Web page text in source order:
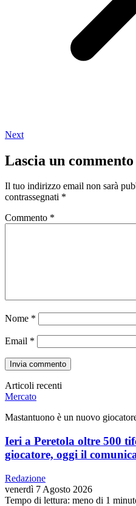
Next
Lascia un commento
Il tuo indirizzo email non sarà
contrassegnati *
Commento *
Nome *
Email *
Articoli recenti
Mercato
Mastantuono è un nuovo
Ieri a Peretola oltre 500
giocatore, oggi il
Redazione
venerdì 7 Agosto 2026
Tempo di lettura: meno di 1